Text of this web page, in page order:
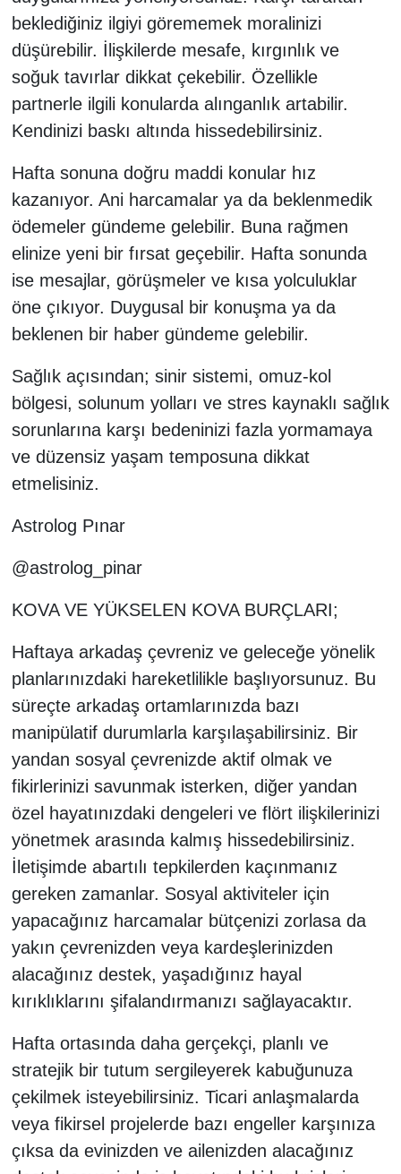
beklediğiniz ilgiyi görememek moralinizi
düşürebilir. İlişkilerde mesafe, kırgınlık ve
soğuk tavırlar dikkat çekebilir. Özellikle
partnerle ilgili konularda alınganlık artabilir.
Kendinizi baskı altında hissedebilirsiniz.
Hafta sonuna doğru maddi konular hız
kazanıyor. Ani harcamalar ya da beklenmedik
ödemeler gündeme gelebilir. Buna rağmen
elinize yeni bir fırsat geçebilir. Hafta sonunda
ise mesajlar, görüşmeler ve kısa yolculuklar
öne çıkıyor. Duygusal bir konuşma ya da
beklenen bir haber gündeme gelebilir.
Sağlık açısından; sinir sistemi, omuz-kol
bölgesi, solunum yolları ve stres kaynaklı sağlık
sorunlarına karşı bedeninizi fazla yormamaya
ve düzensiz yaşam temposuna dikkat
etmelisiniz.
Astrolog Pınar
@astrolog_pinar
KOVA VE YÜKSELEN KOVA BURÇLARI;
Haftaya arkadaş çevreniz ve geleceğe yönelik
planlarınızdaki hareketlilikle başlıyorsunuz. Bu
süreçte arkadaş ortamlarınızda bazı
manipülatif durumlarla karşılaşabilirsiniz. Bir
yandan sosyal çevrenizde aktif olmak ve
fikirlerinizi savunmak isterken, diğer yandan
özel hayatınızdaki dengeleri ve flört ilişkilerinizi
yönetmek arasında kalmış hissedebilirsiniz.
İletişimde abartılı tepkilerden kaçınmanız
gereken zamanlar. Sosyal aktiviteler için
yapacağınız harcamalar bütçenizi zorlasa da
yakın çevrenizden veya kardeşlerinizden
alacağınız destek, yaşadığınız hayal
kırıklıklarını şifalandırmanızı sağlayacaktır.
Hafta ortasında daha gerçekçi, planlı ve
stratejik bir tutum sergileyerek kabuğunuza
çekilmek isteyebilirsiniz. Ticari anlaşmalarda
veya fikirsel projelerde bazı engeller karşınıza
çıksa da evinizden ve ailenizden alacağınız